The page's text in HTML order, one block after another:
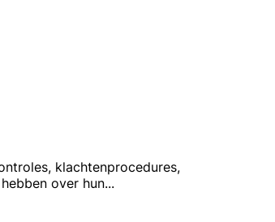
klachtenprocedures,
over hun...